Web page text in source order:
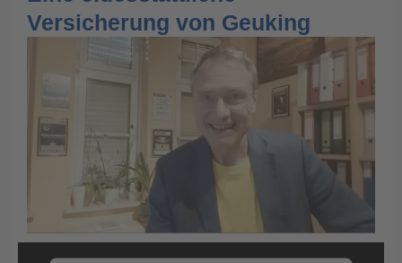
Versicherung von Geuking